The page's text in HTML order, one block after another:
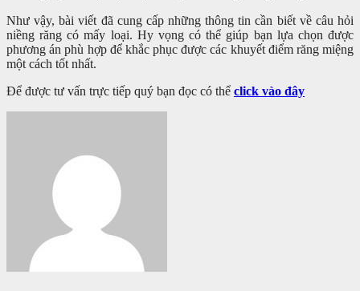
Như vậy, bài viết đã cung cấp những thông tin cần biết về câu hỏi
niềng răng có mấy loại. Hy vọng có thể giúp bạn lựa chọn được
phương án phù hợp để khắc phục được các khuyết điểm răng miệng
một cách tốt nhất.
Để được tư vấn trực tiếp quý bạn đọc có thể click vào đây